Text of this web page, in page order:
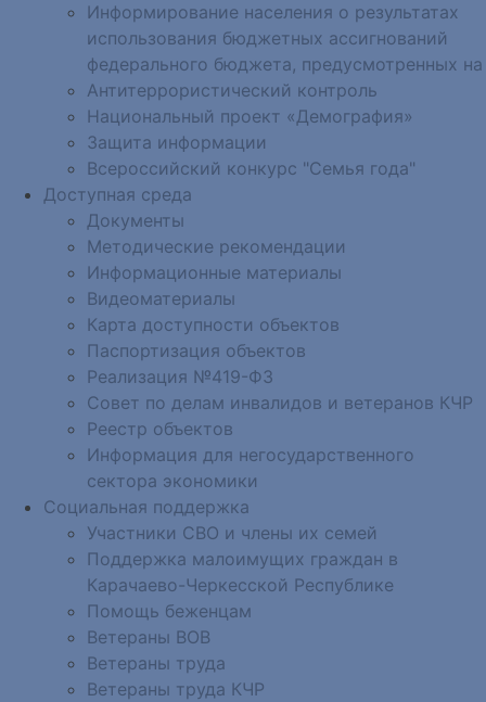
Информирование населения о результатах
использования бюджетных ассигнований
федерального бюджета, предусмотренных на
Антитеррористический контроль
Национальный проект «Демография»
Защита информации
Всероссийский конкурс "Семья года"
Доступная среда
Документы
Методические рекомендации
Информационные материалы
Видеоматериалы
Карта доступности объектов
Паспортизация объектов
Реализация №419-ФЗ
Совет по делам инвалидов и ветеранов КЧР
Реестр объектов
Информация для негосударственного
сектора экономики
Социальная поддержка
Участники СВО и члены их семей
Поддержка малоимущих граждан в
Карачаево-Черкесской Республике
Помощь беженцам
Ветераны ВОВ
Ветераны труда
Ветераны труда КЧР